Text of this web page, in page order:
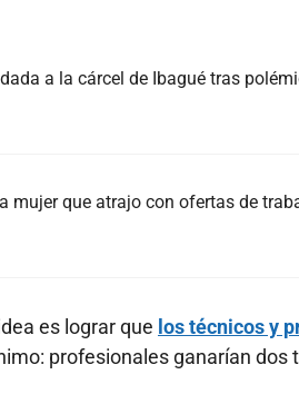
a la cárcel de Ibagué tras
mujer que atrajo con ofertas de
es lograr que los técnicos y
profesionales ganarían